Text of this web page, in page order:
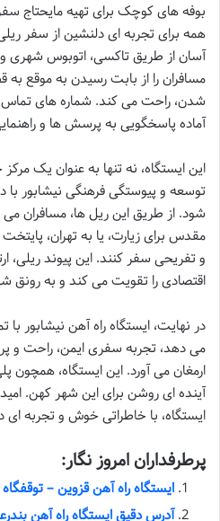
بوفه های کوچک برای تهیه مایحتاج
همه برای تجربه ای دلنشین از سفر
آسان از طریق تاکسی، اتوبوس شهری
مسافران را از بابت رسیدن به موقع
شدن، راحت می کند. شماره های تماس
آماده پاسخگویی به پرسش ها و
این ایستگاه، نه تنها به عنوان یک
توسعه و پیوستگی فرهنگی نیشابور
شود. از طریق این ریل ها، مسافران
مقدس برای زیارت، یا به تهران،
و تفریحی سفر کنند. این پیوند ریلی،
اقتصادی را تقویت می کند و به رونق
در نهایت، ایستگاه راه آهن نیشابور با
می دهد، تجربه سفری ایمن، راحت و پر
ارمغان می آورد. این ایستگاه، همچون
آینده ای روشن برای این شهر کهن.
ایستگاه، با خاطراتی خوش و تجربه ای
پرطرفداران امروز نگار:
ایستگاه راه آهن قزوین –
آدرس دقیق ایستگاه راه آهن